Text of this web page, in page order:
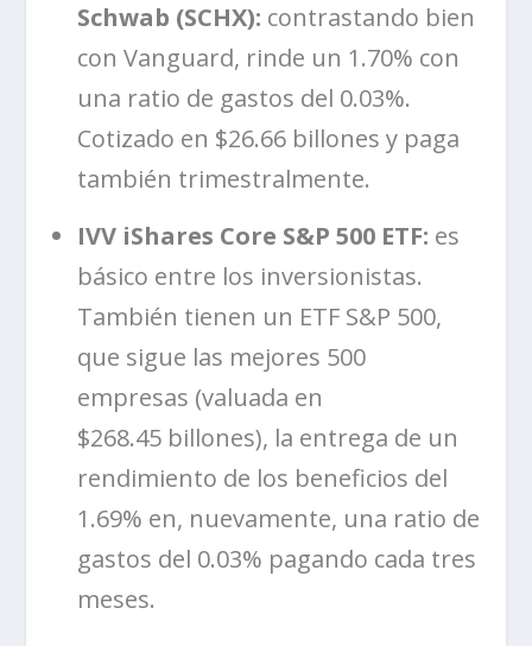
Schwab (SCHX): contrastando bien
con Vanguard, rinde un 1.70% con
una ratio de gastos del 0.03%.
Cotizado en $26.66 billones y paga
también trimestralmente.
IVV iShares Core S&P 500 ETF: es
básico entre los inversionistas.
También tienen un ETF S&P 500,
que sigue las mejores 500
empresas (valuada en
$268.45 billones), la entrega de un
rendimiento de los beneficios del
1.69% en, nuevamente, una ratio de
gastos del 0.03% pagando cada tres
meses.